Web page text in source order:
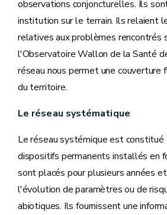
observations conjoncturelles. Ils
institution sur le terrain. Ils relaient
relatives aux problèmes rencontrés
l'Observatoire Wallon de la Santé
réseau nous permet une
du territoire.
Le réseau systématique
Le réseau systémique est
dispositifs permanents installés en
sont placés pour plusieurs années
l'évolution de paramètres ou de
abiotiques. Ils fournissent une